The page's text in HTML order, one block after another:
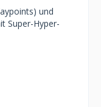
und
Super-Hyper-